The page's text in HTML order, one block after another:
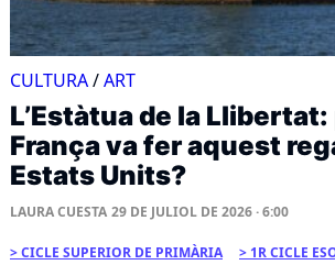
CULTURA/ART
L’Estàtua de la
França va fer aquest
Estats
LAURA CUESTA 29 DE JULIOL DE 2026 · 6:00
CICLE SUPERIOR DE PRIMÀRIA 1R CICLE